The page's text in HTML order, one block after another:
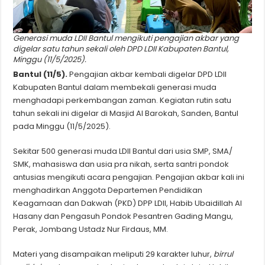
Generasi muda LDII Bantul mengikuti pengajian akbar yang
digelar satu tahun sekali oleh DPD LDII Kabupaten Bantul,
Minggu (11/5/2025).
Bantul (11/5).Pengajian akbar kembali digelar DPD LDII
Kabupaten Bantul dalam membekali generasi muda
menghadapi perkembangan zaman. Kegiatan rutin satu
tahun sekali ini digelar di Masjid Al Barokah, Sanden, Bantul
pada Minggu (11/5/2025).
Sekitar 500 generasi muda LDII Bantul dari usia SMP, SMA/
SMK, mahasiswa dan usia pra nikah, serta santri pondok
antusias mengikuti acara pengajian. Pengajian akbar kali ini
menghadirkan Anggota Departemen Pendidikan
Keagamaan dan Dakwah (PKD) DPP LDII, Habib Ubaidillah Al
Hasany dan Pengasuh Pondok Pesantren Gading Mangu,
Perak, Jombang Ustadz Nur Firdaus, MM.
Materi yang disampaikan meliputi 29 karakter luhur, birrul